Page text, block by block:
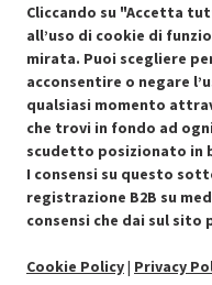
Condizioni generali di
Cookie Policy
Preferenze cookie
Informativa privacy
Accessibilità
Cliccando su "Accetta
all’uso di cookie di
mirata. Puoi scegliere
acconsentire o negare
qualsiasi momento
che trovi in fondo ad
scudetto posizionato in
I consensi su questo
registrazione B2B su
consensi che dai sul sito
Cookie Policy| Privacy